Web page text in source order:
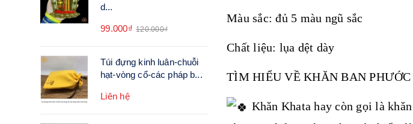
d...
99.000₫ 120.000₫
Túi đựng kinh luân-chuỗi
hạt-vòng cổ-các pháp b...
Liên hệ
Màu sắc: đủ 5 màu ngũ sắc
Chất liệu: lụa dệt dày
TÌM HIỂU VỀ KHĂN BAN PHƯỚC
Khăn Khata hay còn gọi là